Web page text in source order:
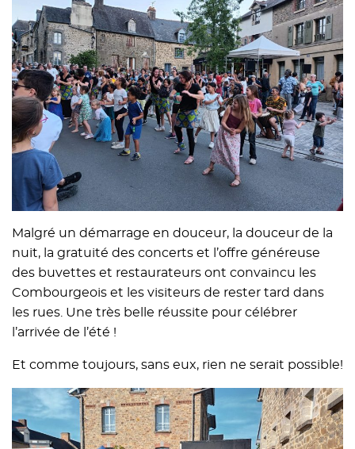
Malgré un démarrage en douceur, la douceur de la
nuit, la gratuité des concerts et l’offre généreuse
des buvettes et restaurateurs ont convaincu les
Combourgeois et les visiteurs de rester tard dans
les rues. Une très belle réussite pour célébrer
l’arrivée de l’été !
Et comme toujours, sans eux, rien ne serait possible!